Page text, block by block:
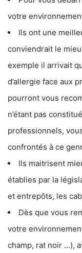
votre
Ils ont une
conviendrait le
exemple il arrivait
d’allergie face aux
pourront vous
n’étant pas
professionnels,
confrontés à ce
Ils maitrisent
établies par la
et entrepôts, les
Dès que vous
votre
champ, rat noir …),